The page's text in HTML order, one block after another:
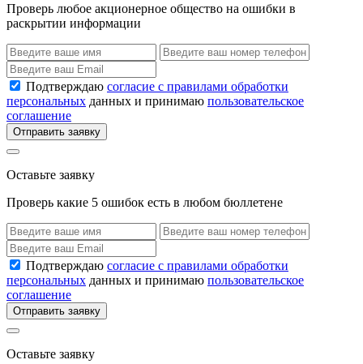
Проверь любое акционерное общество на ошибки в
раскрытии информации
Подтверждаю согласие с правилами обработки
персональных данных и принимаю пользовательское
соглашение
Отправить заявку
Оставьте заявку
Проверь какие 5 ошибок есть в любом бюллетене
Подтверждаю согласие с правилами обработки
персональных данных и принимаю пользовательское
соглашение
Отправить заявку
Оставьте заявку